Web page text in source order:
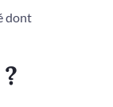
dont